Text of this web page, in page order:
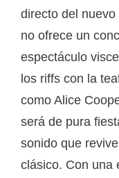
directo del nuevo
no ofrece un
espectáculo
los riffs con la
como Alice
será de pura
sonido que
clásico. Con una